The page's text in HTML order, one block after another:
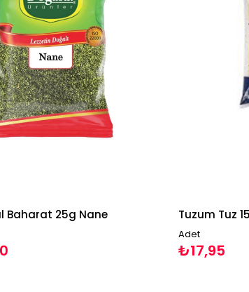
Baharat 25g Nane Tuzum Tuz
Adet
₺17,95